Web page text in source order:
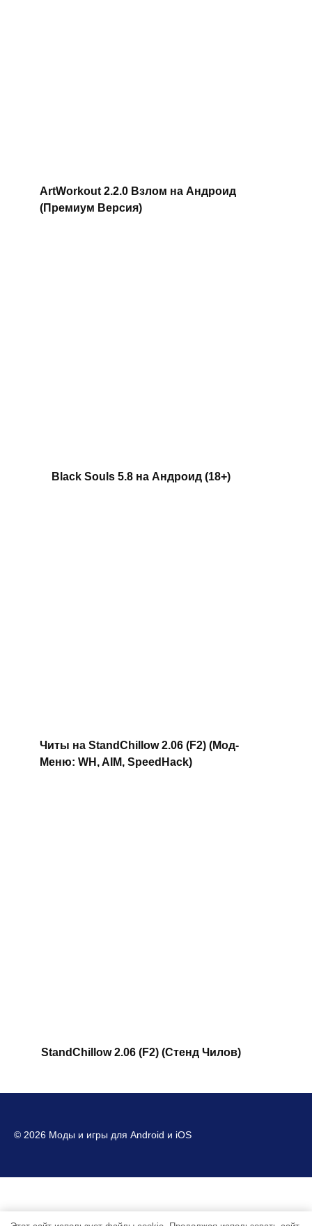
ArtWorkout 2.2.0 Взлом на Андроид
(Премиум Версия)
Black Souls 5.8 на Андроид (18+)
Читы на StandChillow 2.06 (F2) (Мод-
Меню: WH, AIM, SpeedHack)
StandChillow 2.06 (F2) (Стенд Чилов)
© 2026 Моды и игры для Android и iOS